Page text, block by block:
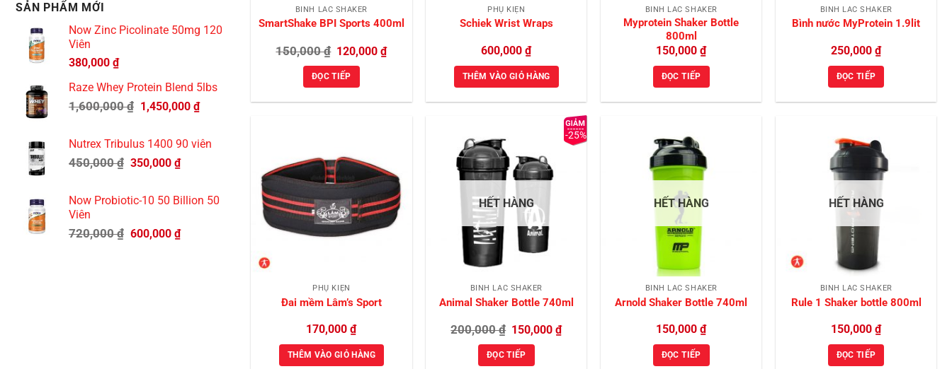
SẢN PHẨM MỚI
Now Zinc Picolinate 50mg 120
Viên
380,000 ₫
Raze Whey Protein Blend 5lbs
1,600,000₫ Giá
1,600,000 ₫.
1,450,000₫Giá
là:
Nutrex Tribulus 1400 90 viên
450,000₫ Giá
450,000 ₫.
350,000₫Giá
là:
Now Probiotic-10 50 Billion 50
Viên
720,000₫ Giá
600,000₫Giá
BÌNH LẮC SHAKER
SmartShake BPI Sports 400ml
150,000₫ Giá
gốc
là:
150,000 ₫.
120,000₫Giá
hiện
ĐỌC TIẾP
PHỤ KIỆN
Schiek Wrist Wraps
600,000₫
THÊM VÀO GIỎ HÀNG
BÌNH LẮC SHAKER
Myprotein Shaker Bottle
800ml
150,000₫
ĐỌC TIẾP
BÌNH LẮC SHAKER
Bình nước MyProtein 1.9lit
250,000₫
ĐỌC TIẾP
Add to
Wishlist
PHỤ KIỆN
Đai mềm Lâm’s Sport
170,000₫
THÊM VÀO GIỎ HÀNG
-25%
Add to
HẾT HÀNG
BÌNH LẮC SHAKER
Animal Shaker Bottle 740ml
200,000₫ Giá
gốc
là:
200,000 ₫.
150,000₫Giá
hiện
ĐỌC TIẾP
HẾT HÀNG
BÌNH LẮC SHAKER
Arnold Shaker Bottle 740ml
150,000₫
ĐỌC TIẾP
HẾT HÀNG
BÌNH LẮC SHAKER
Rule 1 Shaker bottle 800ml
150,000₫
ĐỌC TIẾP